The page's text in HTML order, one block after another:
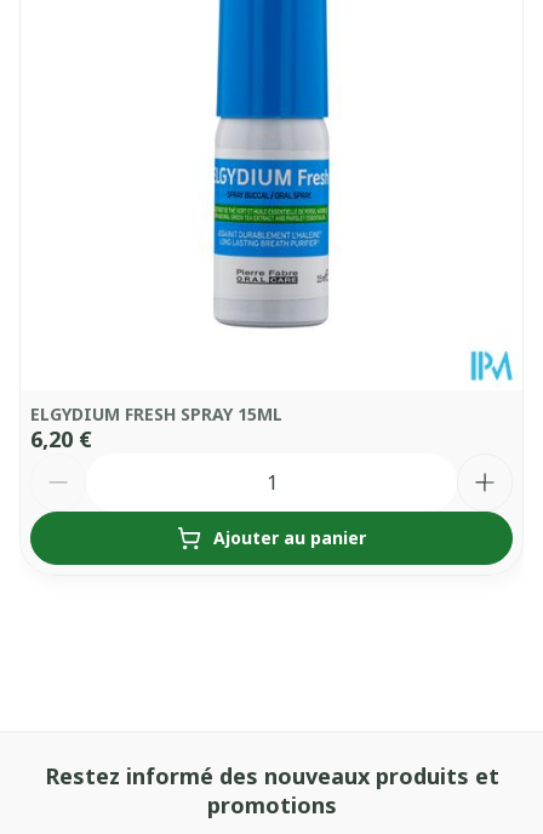
Température ambiante (15°C -
25°C)
ELGYDIUM FRESH SPRAY 15ML
6,20 €
Ajouter au panier
Restez informé des nouveaux produits et
promotions